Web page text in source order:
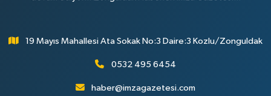
19 Mayıs Mahallesi Ata Sokak No:3 Daire:3 Kozlu/Zonguldak
0532 495 6454
haber@imzagazetesi.com